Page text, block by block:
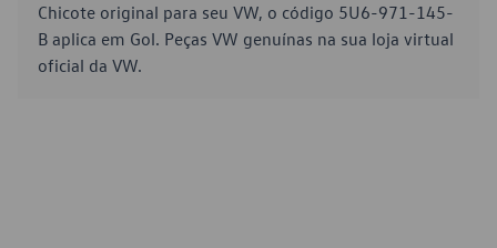
Chicote original para seu VW, o código 5U6-971-145-
B aplica em Gol. Peças VW genuínas na sua loja virtual
oficial da VW.